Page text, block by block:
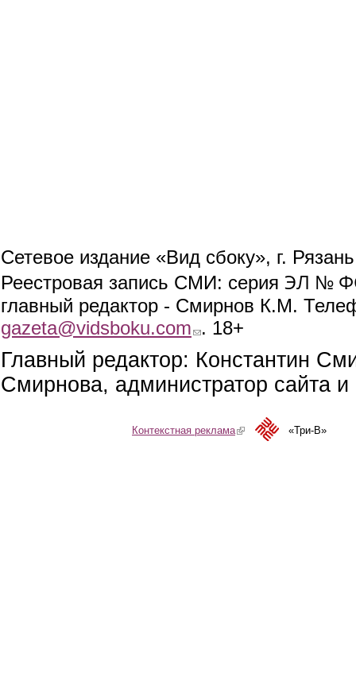
Сетевое издание «Вид сбоку», г.
Реестровая запись СМИ: серия ЭЛ №
главный редактор - Смирнов К.М.
gazeta@vidsboku.com (link sends e-mail)
. 18+
Главный редактор: Константин
Смирнова, администратор сайта
Контекстная реклама(link is external)«Три-В»